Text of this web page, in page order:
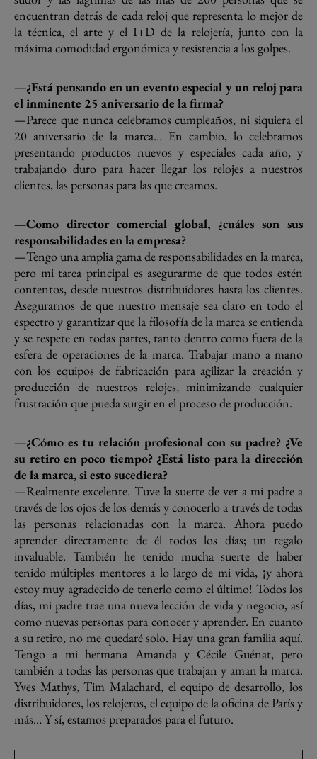
encuentran detrás de cada reloj que representa lo mejor de
la técnica, el arte y el I+D de la relojería, junto con la
máxima comodidad ergonómica y resistencia a los golpes.
—¿Está pensando en un evento especial y un reloj para
el inminente 25 aniversario de la firma?
—Parece que nunca celebramos cumpleaños, ni siquiera el
20 aniversario de la marca… En cambio, lo celebramos
presentando productos nuevos y especiales cada año, y
trabajando duro para hacer llegar los relojes a nuestros
clientes, las personas para las que creamos.
—Como director comercial global, ¿cuáles son sus
responsabilidades en la empresa?
—Tengo una amplia gama de responsabilidades en la marca,
pero mi tarea principal es asegurarme de que todos estén
contentos, desde nuestros distribuidores hasta los clientes.
Asegurarnos de que nuestro mensaje sea claro en todo el
espectro y garantizar que la filosofía de la marca se entienda
y se respete en todas partes, tanto dentro como fuera de la
esfera de operaciones de la marca. Trabajar mano a mano
con los equipos de fabricación para agilizar la creación y
producción de nuestros relojes, minimizando cualquier
frustración que pueda surgir en el proceso de producción.
—¿Cómo es tu relación profesional con su padre? ¿Ve
su retiro en poco tiempo? ¿Está listo para la dirección
de la marca, si esto sucediera?
—Realmente excelente. Tuve la suerte de ver a mi padre a
través de los ojos de los demás y conocerlo a través de todas
las personas relacionadas con la marca. Ahora puedo
aprender directamente de él todos los días; un regalo
invaluable. También he tenido mucha suerte de haber
tenido múltiples mentores a lo largo de mi vida, ¡y ahora
estoy muy agradecido de tenerlo como el último! Todos los
días, mi padre trae una nueva lección de vida y negocio, así
como nuevas personas para conocer y aprender. En cuanto
a su retiro, no me quedaré solo. Hay una gran familia aquí.
Tengo a mi hermana Amanda y Cécile Guénat, pero
también a todas las personas que trabajan y aman la marca.
Yves Mathys, Tim Malachard, el equipo de desarrollo, los
distribuidores, los relojeros, el equipo de la oficina de París y
más… Y sí, estamos preparados para el futuro.